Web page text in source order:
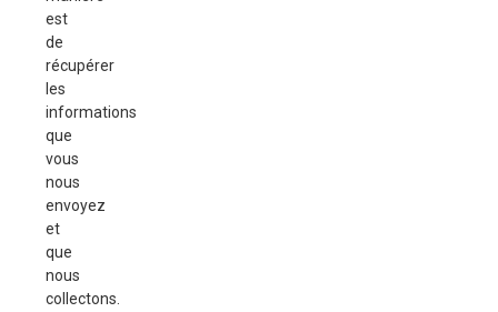
est
de
récupérer
les
informations
que
vous
nous
envoyez
et
que
nous
collectons.